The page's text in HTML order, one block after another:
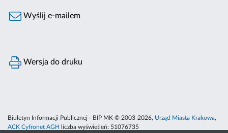
Wyślij e-mailem
Wersja do druku
Biuletyn Informacji Publicznej - BIP MK © 2003-2026, Urząd Miasta Krakowa,
ACK Cyfronet AGH
liczba wyświetleń: 51076735